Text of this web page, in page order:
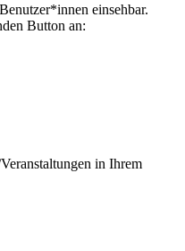
einsehbar.
Button an:
in Ihrem